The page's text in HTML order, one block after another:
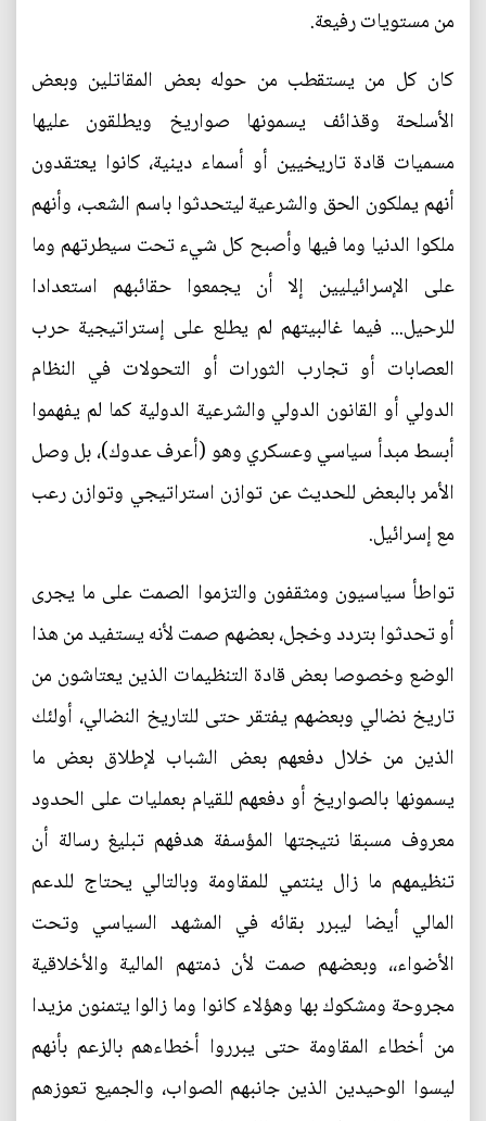
من مستويات رفيعة.
كان كل من يستقطب من حوله بعض المقاتلين وبعض
الأسلحة وقذائف يسمونها صواريخ ويطلقون عليها
مسميات قادة تاريخيين أو أسماء دينية، كانوا يعتقدون
أنهم يملكون الحق والشرعية ليتحدثوا باسم الشعب، وأنهم
ملكوا الدنيا وما فيها وأصبح كل شيء تحت سيطرتهم وما
على الإسرائيليين إلا أن يجمعوا حقائبهم استعدادا
للرحيل... فيما غالبيتهم لم يطلع على إستراتيجية حرب
العصابات أو تجارب الثورات أو التحولات في النظام
الدولي أو القانون الدولي والشرعية الدولية كما لم يفهموا
أبسط مبدأ سياسي وعسكري وهو (أعرف عدوك)، بل وصل
الأمر بالبعض للحديث عن توازن استراتيجي وتوازن رعب
مع إسرائيل.
تواطأ سياسيون ومثقفون والتزموا الصمت على ما يجرى
أو تحدثوا بتردد وخجل، بعضهم صمت لأنه يستفيد من هذا
الوضع وخصوصا بعض قادة التنظيمات الذين يعتاشون من
تاريخ نضالي وبعضهم يفتقر حتى للتاريخ النضالي، أولئك
الذين من خلال دفعهم بعض الشباب لإطلاق بعض ما
يسمونها بالصواريخ أو دفعهم للقيام بعمليات على الحدود
معروف مسبقا نتيجتها المؤسفة هدفهم تبليغ رسالة أن
تنظيمهم ما زال ينتمي للمقاومة وبالتالي يحتاج للدعم
المالي أيضا ليبرر بقائه في المشهد السياسي وتحت
الأضواء،، وبعضهم صمت لأن ذمتهم المالية والأخلاقية
مجروحة ومشكوك بها وهؤلاء كانوا وما زالوا يتمنون مزيدا
من أخطاء المقاومة حتى يبرروا أخطاءهم بالزعم بأنهم
ليسوا الوحيدين الذين جانبهم الصواب، والجميع تعوزهم